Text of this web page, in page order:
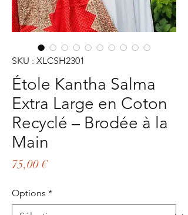
SKU : XLCSH2301
Étole Kantha Salma
Extra Large en Coton
Recyclé – Brodée à la
Main
75,00 €Prix
Options *